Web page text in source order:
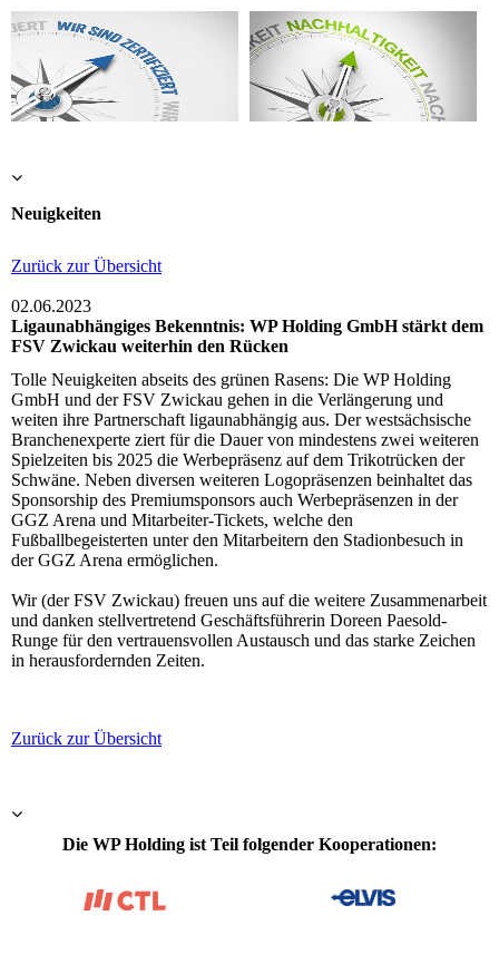
Neuigkeiten
Zurück zur Übersicht
02.06.2023
Ligaunabhängiges Bekenntnis: WP Holding GmbH stärkt dem
FSV Zwickau weiterhin den Rücken
Tolle Neuigkeiten abseits des grünen Rasens: Die WP Holding
GmbH und der FSV Zwickau gehen in die Verlängerung und
weiten ihre Partnerschaft ligaunabhängig aus. Der westsächsische
Branchenexperte ziert für die Dauer von mindestens zwei weiteren
Spielzeiten bis 2025 die Werbepräsenz auf dem Trikotrücken der
Schwäne. Neben diversen weiteren Logopräsenzen beinhaltet das
Sponsorship des Premiumsponsors auch Werbepräsenzen in der
GGZ Arena und Mitarbeiter-Tickets, welche den
Fußballbegeisterten unter den Mitarbeitern den Stadionbesuch in
der GGZ Arena ermöglichen.
Wir (der FSV Zwickau) freuen uns auf die weitere Zusammenarbeit
und danken stellvertretend Geschäftsführerin Doreen Paesold-
Runge für den vertrauensvollen Austausch und das starke Zeichen
in herausfordernden Zeiten.
Zurück zur Übersicht
Die WP Holding ist Teil folgender Kooperationen: